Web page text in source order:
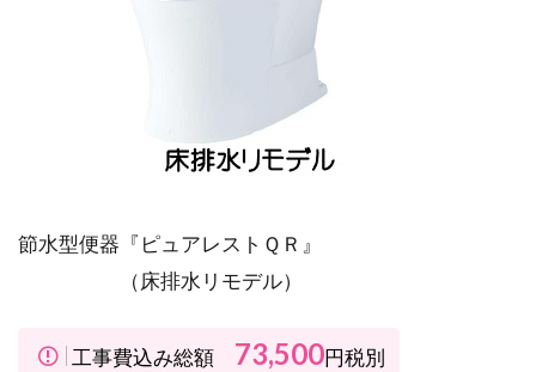
節水型便器『ピュアレストＱＲ』
（床排水リモデル）
工事費込み総額 73,500円税別